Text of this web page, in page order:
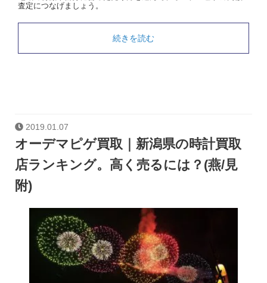
査定につなげましょう。
続きを読む
2019.01.07
オーデマピゲ買取｜新潟県の時計買取
店ランキング。高く売るには？(燕/見
附)